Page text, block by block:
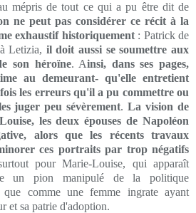
mépris de tout ce qui a pu être dit de
ne peut pas considérer ce récit à la
exhaustif historiquement: Patrick de
Letizia, il doit aussi se soumettre aux
son héroïne. Ainsi, dans ses pages,
au demeurant- qu'elle entretient
les erreurs qu'il a pu commettre ou
juger peu sévèrement.La vision de
les deux épouses de Napoléon
alors que les récents travaux
ces portraits par trop négatifs
pour Marie-Louise, qui apparaît
un pion manipulé de la politique
que comme une femme ingrate ayant
et sa patrie d'adoption.